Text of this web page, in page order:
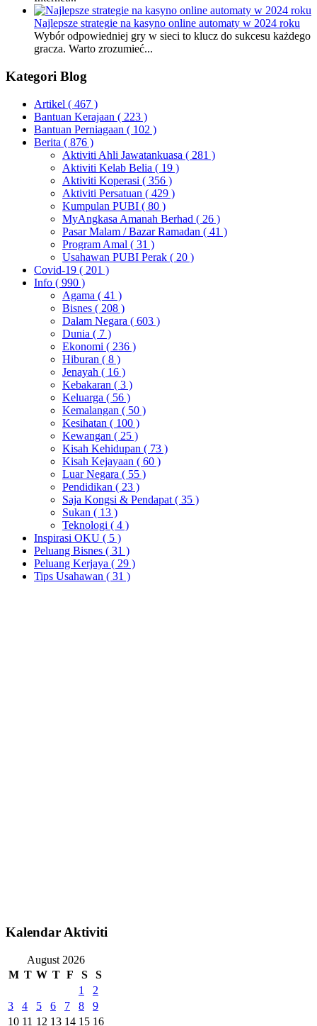
Najlepsze strategie na kasyno online automaty w 2024 roku
Wybór odpowiedniej gry w sieci to klucz do sukcesu każdego
gracza. Warto zrozumieć...
Kategori Blog
Artikel ( 467 )
Bantuan Kerajaan ( 223 )
Bantuan Perniagaan ( 102 )
Berita ( 876 )
Aktiviti Ahli Jawatankuasa ( 281 )
Aktiviti Kelab Belia ( 19 )
Aktiviti Koperasi ( 356 )
Aktiviti Persatuan ( 429 )
Kumpulan PUBI ( 80 )
MyAngkasa Amanah Berhad ( 26 )
Pasar Malam / Bazar Ramadan ( 41 )
Program Amal ( 31 )
Usahawan PUBI Perak ( 20 )
Covid-19 ( 201 )
Info ( 990 )
Agama ( 41 )
Bisnes ( 208 )
Dalam Negara ( 603 )
Dunia ( 7 )
Ekonomi ( 236 )
Hiburan ( 8 )
Jenayah ( 16 )
Kebakaran ( 3 )
Keluarga ( 56 )
Kemalangan ( 50 )
Kesihatan ( 100 )
Kewangan ( 25 )
Kisah Kehidupan ( 73 )
Kisah Kejayaan ( 60 )
Luar Negara ( 55 )
Pendidikan ( 23 )
Saja Kongsi & Pendapat ( 35 )
Sukan ( 13 )
Teknologi ( 4 )
Inspirasi OKU ( 5 )
Peluang Bisnes ( 31 )
Peluang Kerjaya ( 29 )
Tips Usahawan ( 31 )
Kalendar Aktiviti
August 2026
M T W T F S
S
1
2
3
4 5 6 7 8
9
10 11 12 13 14 15 16